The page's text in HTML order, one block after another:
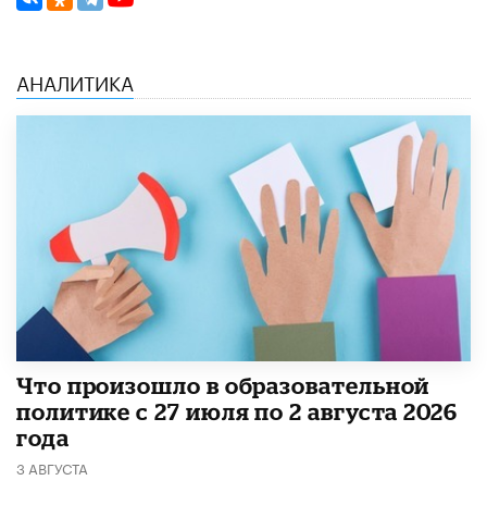
АНАЛИТИКА
​Что произошло в образовательной
политике с 27 июля по 2 августа 2026
года
3 АВГУСТА